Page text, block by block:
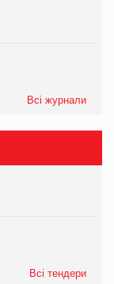
Всі журнали
Всі тендери